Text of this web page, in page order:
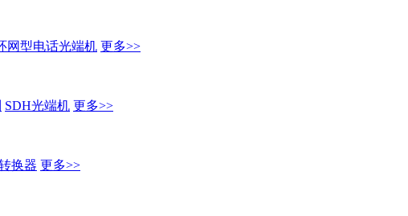
网型电话光端机 更多>>
SDH光端机 更多>>
换器 更多>>